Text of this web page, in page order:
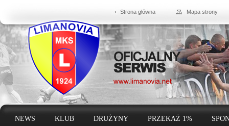
Strona główna Mapa strony
NEWS KLUB DRUŻYNY PRZEKAŻ 1%